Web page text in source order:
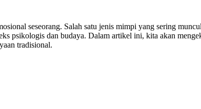
seseorang. Salah satu jenis mimpi yang sering
psikologis dan budaya. Dalam artikel ini, kita akan
tradisional.